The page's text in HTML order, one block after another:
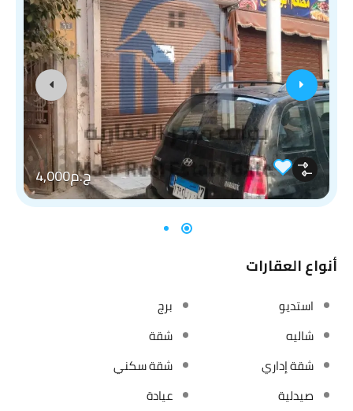
ج.م4,000
أنواع العقارات
استديو
برج
شاليه
شقة
شقة إداري
شقة سكني
صيدلية
عيادة